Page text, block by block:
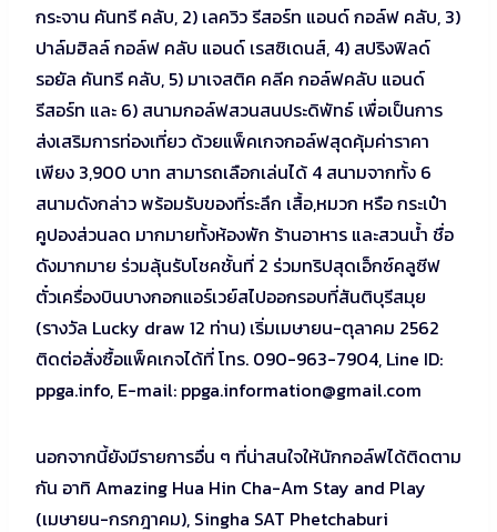
กระจาน คันทรี คลับ, 2) เลควิว รีสอร์ท แอนด์ กอล์ฟ คลับ, 3)
ปาล์มฮิลล์ กอล์ฟ คลับ แอนด์ เรสซิเดนส์, 4) สปริงฟิลด์
รอยัล คันทรี คลับ, 5) มาเจสติค คลีค กอล์ฟคลับ แอนด์
รีสอร์ท และ 6) สนามกอล์ฟสวนสนประดิพัทธ์ เพื่อเป็นการ
ส่งเสริมการท่องเที่ยว ด้วยแพ็คเกจกอล์ฟสุดคุ้มค่าราคา
เพียง 3,900 บาท สามารถเลือกเล่นได้ 4 สนามจากทั้ง 6
สนามดังกล่าว พร้อมรับของที่ระลึก เสื้อ,หมวก หรือ กระเป๋า
คูปองส่วนลด มากมายทั้งห้องพัก ร้านอาหาร และสวนน้ำ ชื่อ
ดังมากมาย ร่วมลุ้นรับโชคชั้นที่ 2 ร่วมทริปสุดเอ็กซ์คลูซีฟ
ตั๋วเครื่องบินบางกอกแอร์เวย์สไปออกรอบที่สันติบุรีสมุย
(รางวัล Lucky draw 12 ท่าน) เริ่มเมษายน-ตุลาคม 2562
ติดต่อสั่งซื้อแพ็คเกจได้ที่ โทร. 090-963-7904, Line ID:
ppga.info, E-mail: ppga.information@gmail.com
นอกจากนี้ยังมีรายการอื่น ๆ ที่น่าสนใจให้นักกอล์ฟได้ติดตาม
กัน อาทิ Amazing Hua Hin Cha-Am Stay and Play
(เมษายน-กรกฎาคม), Singha SAT Phetchaburi